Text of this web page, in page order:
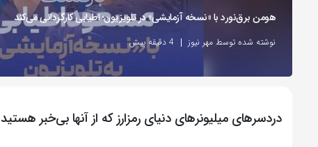
هومن برق‌نورد با «نسخه آزمایشی» در تلویزیون؛ اطیابی کارگردانی می‌کند
نوشته شده توسط مهر نیوز 4 دقیقه پیش
دردسرهای میلیونرهای دنیای رمزارز که از آنها بی‌خبر هستید